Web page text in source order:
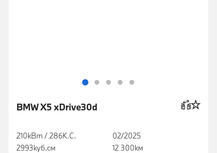
BMW X5 xDrive30d
210кВт / 286К.С.
2993куб.cм
02/2025
12 300км